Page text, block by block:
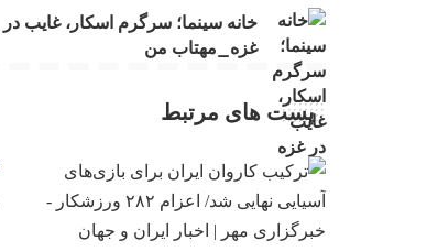
خانه سینما؛ سرگرم اسکار، غایب در
غزه_مهتاب من
پست های مرتبط